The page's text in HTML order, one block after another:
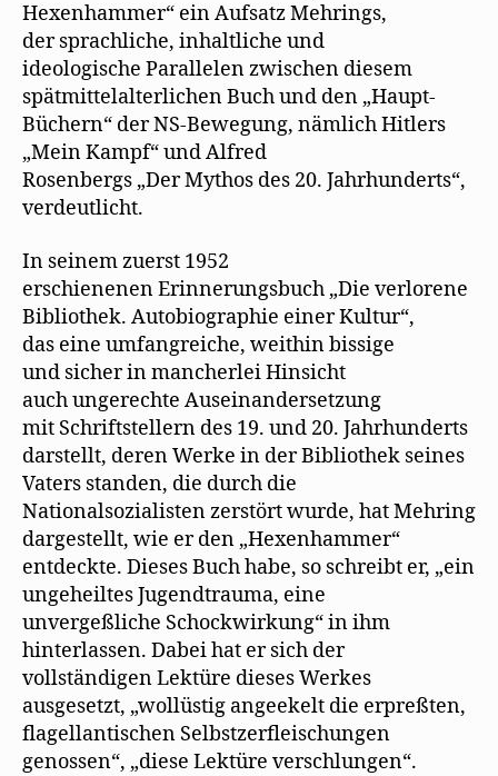
Hexenhammer“ ein Aufsatz Mehrings,
der sprachliche, inhaltliche und
ideologische Parallelen zwischen diesem
spätmittelalterlichen Buch und den „Haupt-
Büchern“ der NS-Bewegung, nämlich Hitlers
„Mein Kampf“ und Alfred
Rosenbergs „Der Mythos des 20. Jahrhunderts“,
verdeutlicht.
In seinem zuerst 1952
erschienenen Erinnerungsbuch „Die verlorene
Bibliothek. Autobiographie einer Kultur“,
das eine umfangreiche, weithin bissige
und sicher in mancherlei Hinsicht
auch ungerechte Auseinandersetzung
mit Schriftstellern des 19. und 20. Jahrhunderts
darstellt, deren Werke in der Bibliothek seines
Vaters standen, die durch die
Nationalsozialisten zerstört wurde, hat Mehring
dargestellt, wie er den „Hexenhammer“
entdeckte. Dieses Buch habe, so schreibt er, „ein
ungeheiltes Jugendtrauma, eine
unvergeßliche Schockwirkung“ in ihm
hinterlassen. Dabei hat er sich der
vollständigen Lektüre dieses Werkes
ausgesetzt, „wollüstig angeekelt die erpreßten,
flagellantischen Selbstzerfleischungen
genossen“, „diese Lektüre verschlungen“.